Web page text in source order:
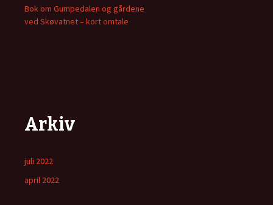
Bok om Gumpedalen og gårdene
ved Skøvatnet – kort omtale
Arkiv
juli 2022
april 2022